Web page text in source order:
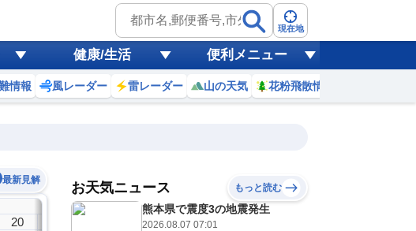
現在地
健康/生活 便利メニュー
情報 風レーダー 雷レーダー 山の天気 花粉飛散情報
最新見解
20 23
8日(土)
0
お天気ニュース もっと読む
熊本県で震度3の地震発生
2026.08.07 07:01